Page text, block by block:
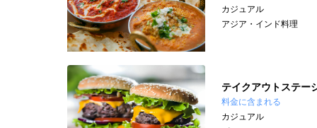
カジュアル
アジア・インド料理
テイクアウトステー
料金に含まれる
カジュアル